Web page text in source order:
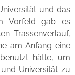
und das
Vorfeld gab es
Trassenverlauf,
am Anfang eine
hätte, um
Universität zu